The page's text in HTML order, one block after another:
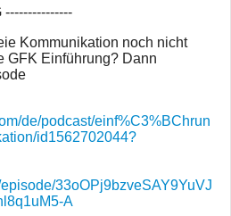
Kommunikation noch nicht
GFK Einführung? Dann
de/podcast/einf%C3%BChrun
id1562702044?
33oOPj9bzveSAY9YuVJ
A